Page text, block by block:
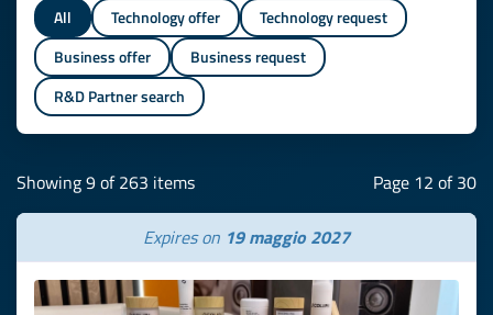
All Technology offer
Technology request
Business offer
Business request
R&D Partner search
Showing 9 of 263 items Page 12 of 30
Expires on 19 maggio 2027